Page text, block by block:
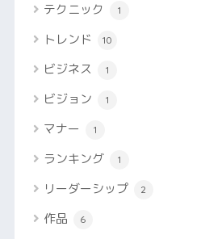
テクニック 1
トレンド 10
ビジネス 1
ビジョン 1
マナー 1
ランキング 1
リーダーシップ 2
作品 6